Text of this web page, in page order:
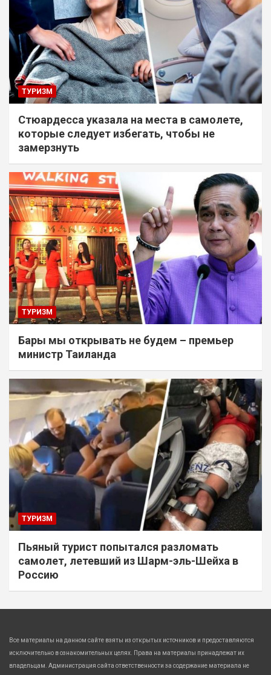
ТУРИЗМ
Стюардесса указала на места в самолете,
которые следует избегать, чтобы не
замерзнуть
ТУРИЗМ
Бары мы открывать не будем – премьер
министр Таиланда
ТУРИЗМ
Пьяный турист попытался разломать
самолет, летевший из Шарм-эль-Шейха в
Россию
Все материалы на данном сайте взяты из открытых источников и предоставляются
исключительно в ознакомительных целях. Права на материалы принадлежат их
владельцам. Администрация сайта ответственности за содержание материала не